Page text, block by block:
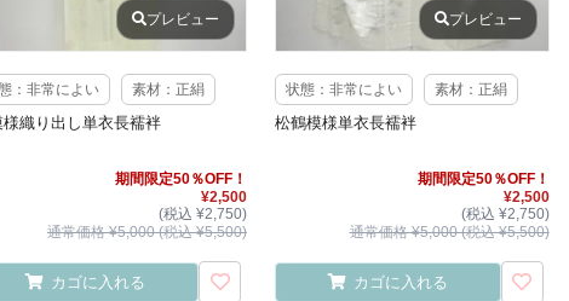
プレビュー
：非常によい 素材：正絹
様織り出し単衣長襦袢
期間限定50％OFF！
¥2,500
(税込 ¥2,750)
通常価格 ¥5,000 (税込 ¥5,500)
カゴに入れる
プレビュー
状態：非常によい 素材：正絹
松鶴模様単衣長襦袢
期間限定50％OFF！
¥2,500
(税込 ¥2,750)
通常価格 ¥5,000 (税込 ¥5,500)
カゴに入れる